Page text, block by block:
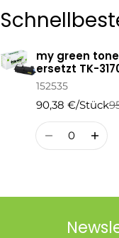
Ihr
Warenkorb
my green
ersetzt TK-
152535
90,38 €/Stück
Regulärer
Preis
Verkaufspreis
Menge